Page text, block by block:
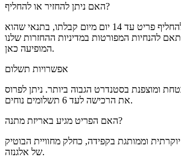
האם ניתן להחזיר או להחליף?
ניתן להחזיר או להחליף פריט עד 14 יום מיום קבלתו, בתנאי שהוא
להנחיות המפורטות במדיניות ההחזרות שלנו
המופיעה כאן.
אפשרויות תשלום
ומוצפנת בסטנדרט הגבוה ביותר. ניתן לפרוס
את הרכישה לעד 6 תשלומים נוחים.
האם הפריט מגיע באריזת מתנה?
וממותגת בקפידה, כחלק מחוויית הבוטיק
של אלגנזה.